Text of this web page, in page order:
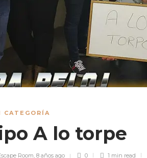
CATEGORÍA
A lo torpe
Room, 8 años ago 0 1 min read